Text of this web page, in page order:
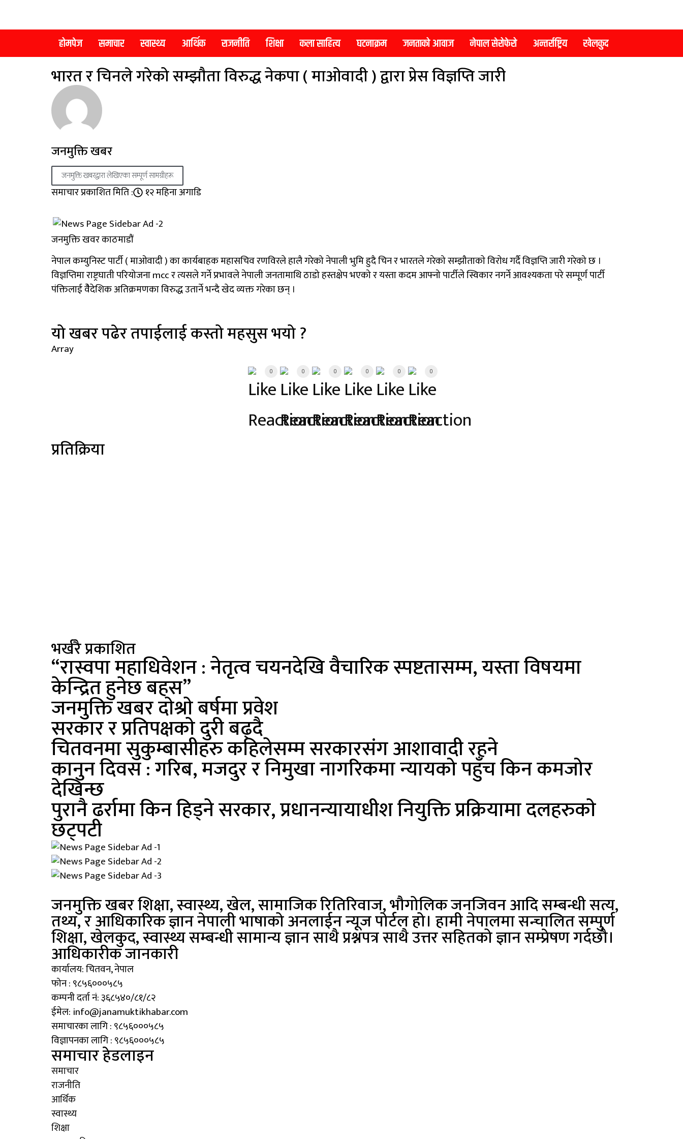
होमपेज समाचार स्वास्थ्य आर्थिक राजनीति शिक्षा कला साहित्य घटनाक्रम जनताको आवाज नेपाल सेरोफेरो अन्तर्राष्ट्रिय खेलकुद
भारत र चिनले गरेको सम्झाैता विरुद्ध नेकपा ( माओवादी ) द्वारा प्रेस विज्ञप्ति जारी
जनमुक्ति खबर
जनमुक्ति खबरद्वारा लेखिएका सम्पूर्ण सामग्रीहरू
समाचार प्रकाशित मिति : १२ महिना अगाडि
जनमुक्ति खवर काठमाडौं
नेपाल कम्युनिस्ट पार्टी ( माओवादी ) का कार्यबाहक महासचिव रणविरले हालै गरेको नेपाली भुमि हुदै चिन र भारतले गरेको सम्झौताकाे विराेध गर्दै विज्ञप्ति जारी गरेको छ ।
विज्ञप्तिमा राष्ट्रघाती परियोजना mcc र त्यसले गर्ने प्रभावले नेपाली जनतामाथि ठाडो हस्तक्षेप भएको र यस्ता कदम आफ्नो पार्टीले स्विकार नगर्ने आवश्यकता परे सम्पूर्ण पार्टी
पंक्तिलाई वैेदेशिक अतिक्रमणका विरुद्ध उतार्ने भन्दै खेद व्यक्त गरेका छन् ।
यो खबर पढेर तपाईलाई कस्तो महसुस भयो ?
Array
0 0 0 0 0 0
प्रतिक्रिया
भर्खरै प्रकाशित
“रास्वपा महाधिवेशन : नेतृत्व चयनदेखि वैचारिक स्पष्टतासम्म, यस्ता विषयमा
केन्द्रित हुनेछ बहस”
जनमुक्ति खबर दाेश्राे बर्षमा प्रवेश
सरकार र प्रतिपक्षकाे दुरी बढ्दै
चितवनमा सुकुम्बासीहरु कहिलेसम्म सरकारसंग आशावादी रहने
कानुन दिवस : गरिब, मजदुर र निमुखा नागरिकमा न्यायको पहुँच किन कमजोर
देखिन्छ
पुरानै ढर्रामा किन हिड्ने सरकार, प्रधानन्यायाधीश नियुक्ति प्रक्रियामा दलहरुकाे
छट्पटी
जनमुक्ति खबर शिक्षा, स्वास्थ्य, खेल, सामाजिक रितिरिवाज, भौगोलिक जनजिवन आदि सम्बन्धी सत्य,
तथ्य, र आधिकारिक ज्ञान नेपाली भाषाको अनलाईन न्यूज पोर्टल हो। हामी नेपालमा सन्चालित सम्पुर्ण
शिक्षा, खेलकुद, स्वास्थ्य सम्बन्धी सामान्य ज्ञान साथै प्रश्नपत्र साथै उत्तर सहितको ज्ञान सम्प्रेषण गर्दछौ।
आधिकारीक जानकारी
कार्यालय: चितवन, नेपाल
फोन : ९८५६०००५८५
कम्पनी दर्ता नं: ३६८५४०/८१/८२
ईमेल: info@janamuktikhabar.com
समाचारका लागि : ९८५६०००५८५
विज्ञापनका लागि : ९८५६०००५८५
समाचार हेडलाइन
समाचार
राजनीति
आर्थिक
स्वास्थ्य
शिक्षा